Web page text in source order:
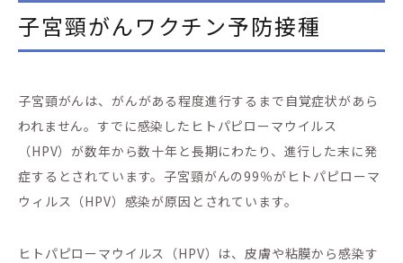
子宮頸がんワクチン予防接種
子宮頸がんは、がんがある程度進行するまで自覚症状があら
われません。すでに感染したヒトパピローマウイルス
（HPV）が数年から数十年と長期にわたり、進行した末に発
症するとされています。子宮頸がんの99％がヒトパピローマ
ウィルス（HPV）感染が原因とされています。
ヒトパピローマウイルス（HPV）は、皮膚や粘膜から感染す